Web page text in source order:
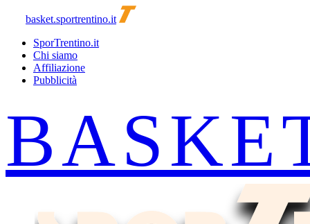
basket.sportrentino.it
SporTrentino.it
Chi siamo
Affiliazione
Pubblicità